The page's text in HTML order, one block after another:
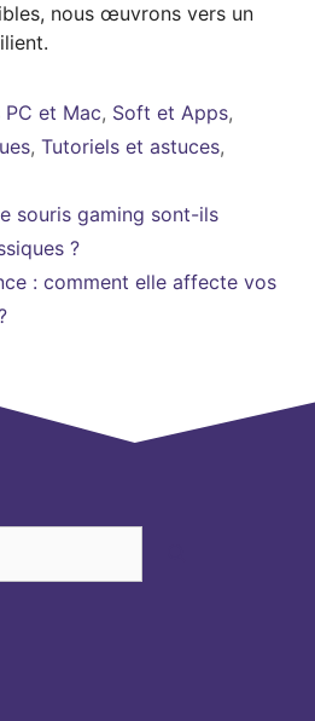
nous œuvrons vers un
et Mac, Soft et Apps,
, Tutoriels et astuces,
souris gaming sont-ils
?
: comment elle affecte vos